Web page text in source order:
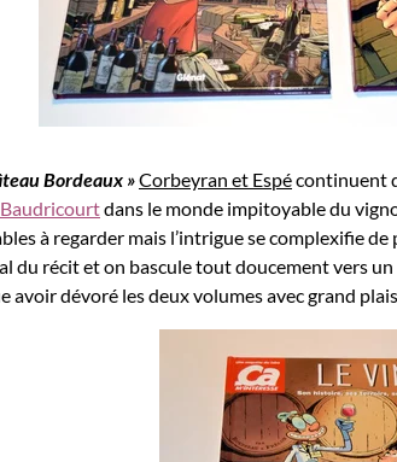
Bordeaux »Corbeyran et Espécontinuent
dans le monde impitoyable du
à regarder mais l’intrigue se complexifie
du récit et on bascule tout doucement vers un
avoir dévoré les deux volumes avec grand